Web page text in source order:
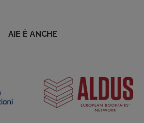
AIE È ANCHE